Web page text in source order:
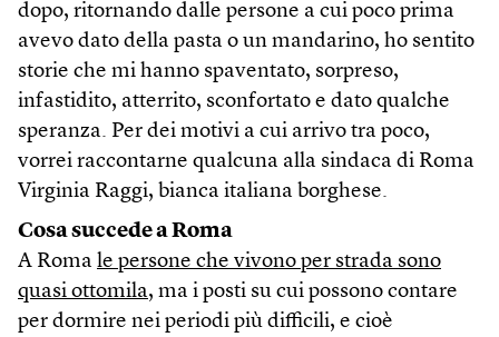
dopo, ritornando dalle persone a cui poco prima
avevo dato della pasta o un mandarino, ho sentito
storie che mi hanno spaventato, sorpreso,
infastidito, atterrito, sconfortato e dato qualche
speranza. Per dei motivi a cui arrivo tra poco,
vorrei raccontarne qualcuna alla sindaca di Roma
Virginia Raggi, bianca italiana borghese.
Cosa succede a Roma
A Roma le persone che vivono per strada sono
quasi ottomila, ma i posti su cui possono contare
per dormire nei periodi più difficili, e cioè